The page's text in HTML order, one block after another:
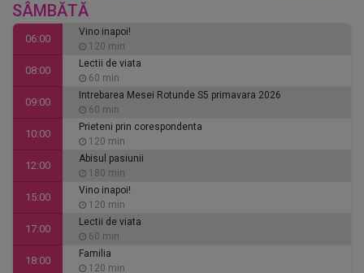
SÂMBĂTĂ
06:00
Vino inapoi!
120 min
08:00
Lectii de viata
60 min
09:00
Intrebarea Mesei Rotunde S5 primavara 2026
60 min
10:00
Prieteni prin corespondenta
120 min
12:00
Abisul pasiunii
180 min
15:00
Vino inapoi!
120 min
17:00
Lectii de viata
60 min
18:00
Familia
120 min